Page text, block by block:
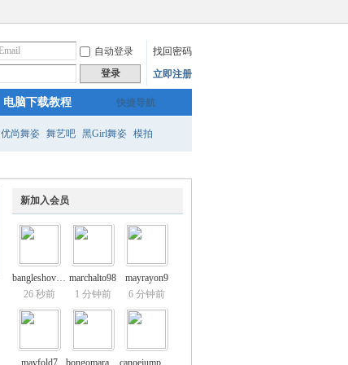
自动登录
找回密码
登录 立即注册
快捷导航
电脑下载教程
优尚舞姿 舞艺吧 黑Girl舞姿 模拍
新加入会员
bangleshovel1
26 秒前
marchalto98
1 分钟前
mayrayon9
6 分钟前
mayfold7